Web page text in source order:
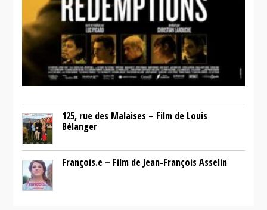
125, rue des Malaises – Film de Louis
Bélanger
François.e – Film de Jean-François Asselin